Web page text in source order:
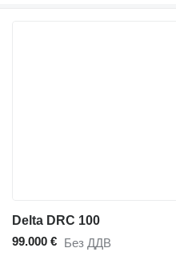
Delta DRC 100
99.000 € Без ДДВ